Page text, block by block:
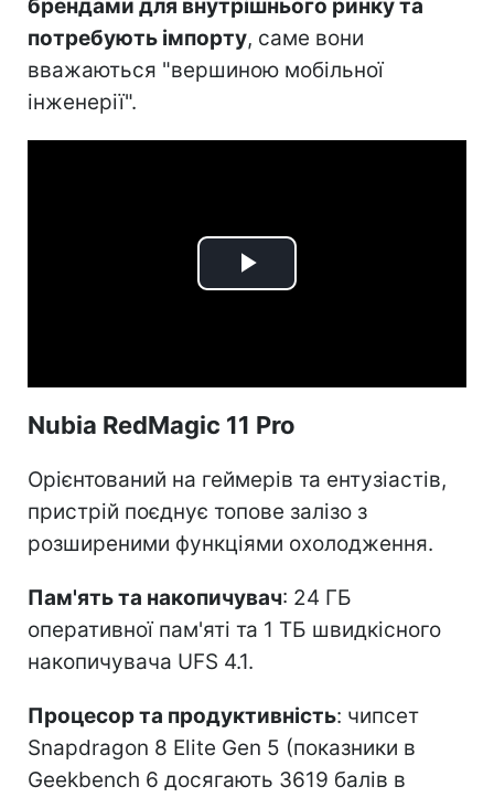
брендами для внутрішнього ринку та
потребують імпорту, саме вони
вважаються "вершиною мобільної
інженерії".
Play
Nubia RedMagic 11 Pro
Орієнтований на геймерів та ентузіастів,
пристрій поєднує топове залізо з
розширеними функціями охолодження.
Пам'ять та накопичувач: 24 ГБ
оперативної пам'яті та 1 ТБ швидкісного
накопичувача UFS 4.1.
Процесор та продуктивність: чипсет
Snapdragon 8 Elite Gen 5 (показники в
Geekbench 6 досягають 3619 балів в